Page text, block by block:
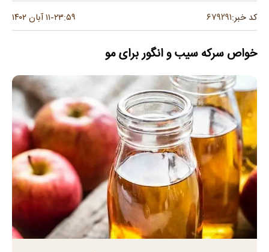
کد خبر:۶۷۹۲۹۱ ۲۳:۵۹-۱۱ آبان ۱۴۰۲
خواص سرکه سیب و انگور برای مو